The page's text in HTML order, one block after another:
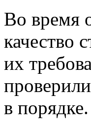
Во время
качество
их
в порядке.